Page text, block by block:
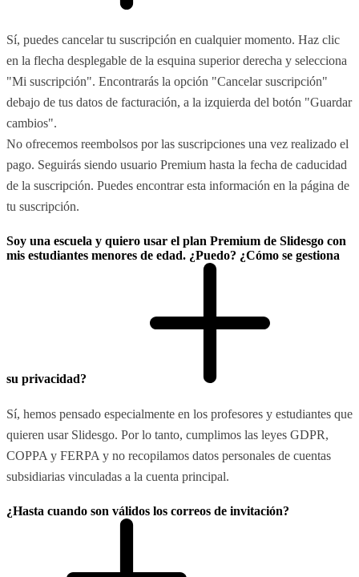
Sí, puedes cancelar tu suscripción en cualquier momento. Haz clic
en la flecha desplegable de la esquina superior derecha y selecciona
"Mi suscripción". Encontrarás la opción "Cancelar suscripción"
debajo de tus datos de facturación, a la izquierda del botón "Guardar
cambios".
No ofrecemos reembolsos por las suscripciones una vez realizado el
pago. Seguirás siendo usuario Premium hasta la fecha de caducidad
de la suscripción. Puedes encontrar esta información en la página de
tu suscripción.
Soy una escuela y quiero usar el plan Premium de Slidesgo con
mis estudiantes menores de edad. ¿Puedo? ¿Cómo se gestiona
su privacidad?
Sí, hemos pensado especialmente en los profesores y estudiantes que
quieren usar Slidesgo. Por lo tanto, cumplimos las leyes GDPR,
COPPA y FERPA y no recopilamos datos personales de cuentas
subsidiarias vinculadas a la cuenta principal.
¿Hasta cuando son válidos los correos de invitación?